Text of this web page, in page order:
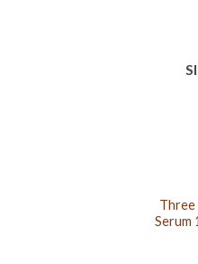
Three
Serum